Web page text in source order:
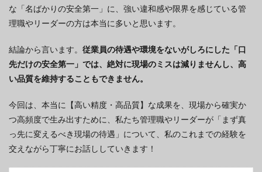
な「名ばかりの安全第一」に、強い違和感や限界を感じている管
理職やリーダーの方は本当に多いと思います。
結論から言います。 従業員の待遇や環境をないがしろにした「口
先だけの安全第一」では、絶対に現場のミスは減りませんし、高
い品質を維持することもできません。
今回は、本当に【高い精度・高品質】な成果を、現場から確実か
つ高頻度で生み出すために、私たち管理職やリーダーが「まず真
っ先に変えるべき現場の待遇」について、私のこれまでの経験を
交えながら丁寧にお話ししていきます！